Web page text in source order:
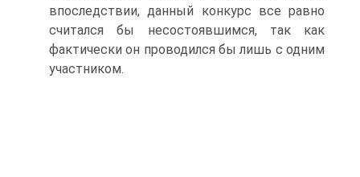
впоследствии, данный конкурс все равно
считался бы несостоявшимся, так как
фактически он проводился бы лишь с одним
участником.